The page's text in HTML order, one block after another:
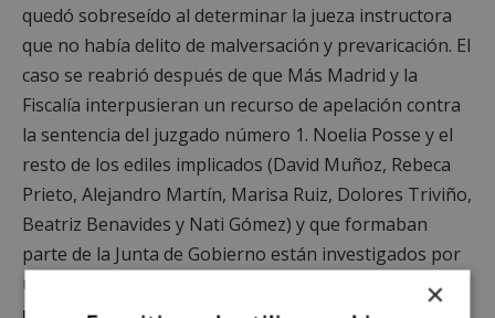
quedó sobreseído al determinar la jueza instructora
que no había delito de malversación y prevaricación. El
caso se reabrió después de que Más Madrid y la
Fiscalía interpusieran un recurso de apelación contra
la sentencia del juzgado número 1. Noelia Posse y el
resto de los ediles implicados (David Muñoz, Rebeca
Prieto, Alejandro Martín, Marisa Ruiz, Dolores Triviño,
Beatriz Benavides y Nati Gómez) y que formaban
parte de la Junta de Gobierno están investigados por
un delito prevaricación.
×